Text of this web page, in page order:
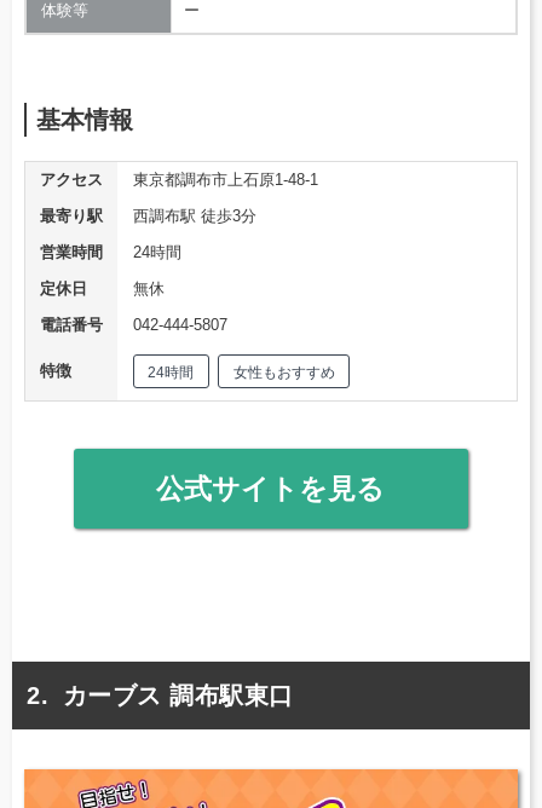
体験等 ー
基本情報
アクセス
東京都調布市上石原1-48-1
最寄り駅
西調布駅 徒歩3分
営業時間
24時間
定休日
無休
電話番号
042-444-5807
特徴 24時間 女性もおすすめ
公式サイトを見る
カーブス 調布駅東口